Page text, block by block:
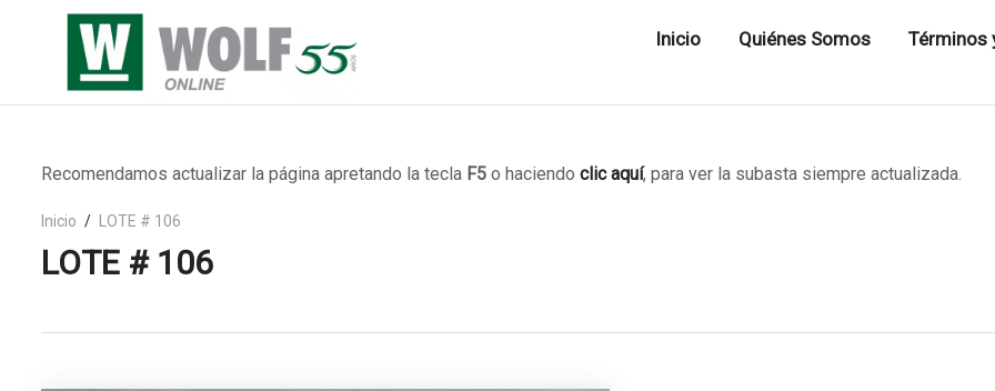
Inicio Quiénes Somos Términos
Recomendamos actualizar la página apretando la tecla F5 o haciendo clic aquí, para ver la subasta siempre actualizada.
Inicio LOTE # 106
LOTE # 106